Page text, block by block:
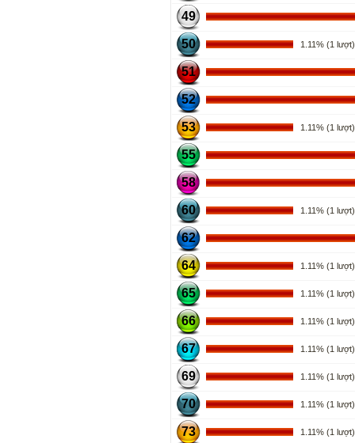
49
50 1.11% (1 lượt)
51
52
53 1.11% (1 lượt)
55
58
60 1.11% (1 lượt)
62
64 1.11% (1 lượt)
65 1.11% (1 lượt)
66 1.11% (1 lượt)
67 1.11% (1 lượt)
69 1.11% (1 lượt)
70 1.11% (1 lượt)
73 1.11% (1 lượt)